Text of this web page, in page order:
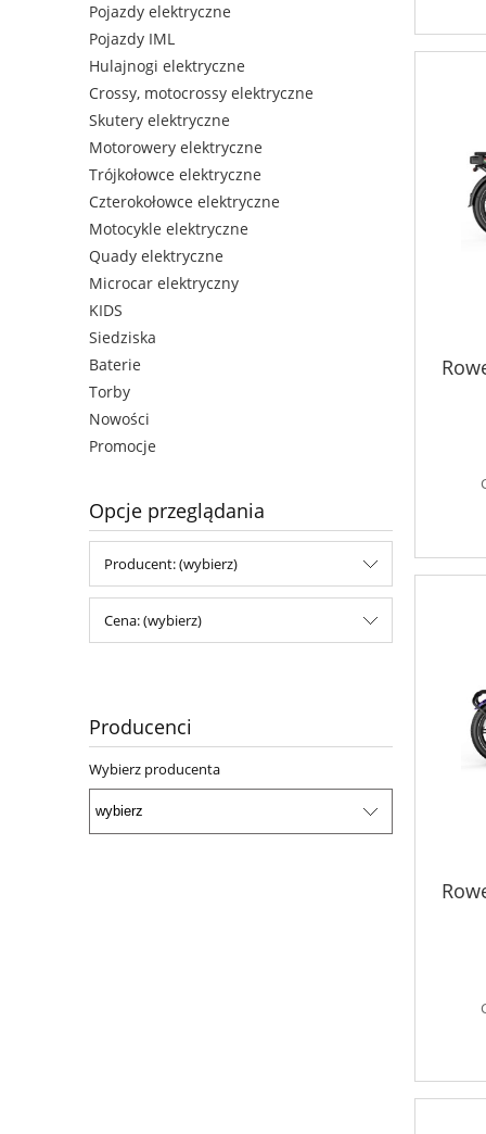
Pojazdy elektryczne
Pojazdy IML
Hulajnogi elektryczne
Crossy, motocrossy elektryczne
Skutery elektryczne
Motorowery elektryczne
Trójkołowce elektryczne
Czterokołowce elektryczne
Motocykle elektryczne
Quady elektryczne
Microcar elektryczny
KIDS
Siedziska
Baterie
Torby
Nowości
Promocje
Opcje przeglądania
Producent: (wybierz)
Cena: (wybierz)
Producenci
Wybierz producenta